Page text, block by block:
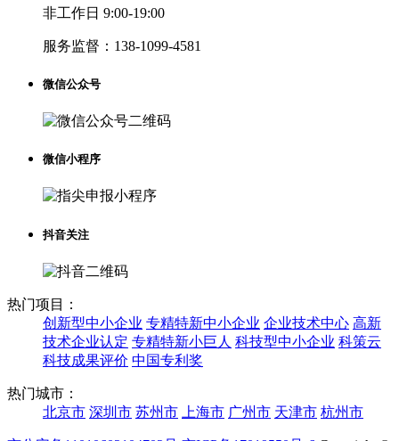
非工作日 9:00-19:00
服务监督： 138-1099-4581
微信公众号
微信小程序
抖音关注
热门项目：
创新型中小企业 专精特新中小企业 企业技术中心 高新
技术企业认定 专精特新小巨人 科技型中小企业 科策云
科技成果评价 中国专利奖
热门城市：
北京市 深圳市 苏州市 上海市 广州市 天津市 杭州市